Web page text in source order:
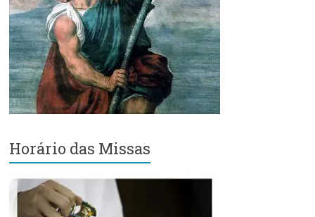
Episcopal
Sé
–
Setor
Bom
Retiro
Horário das Missas